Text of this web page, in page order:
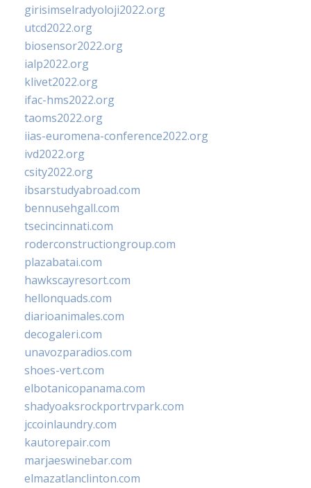
girisimselradyoloji2022.org
utcd2022.org
biosensor2022.org
ialp2022.org
klivet2022.org
ifac-hms2022.org
taoms2022.org
iias-euromena-conference2022.org
ivd2022.org
csity2022.org
ibsarstudyabroad.com
bennusehgall.com
tsecincinnati.com
roderconstructiongroup.com
plazabatai.com
hawkscayresort.com
hellonquads.com
diarioanimales.com
decogaleri.com
unavozparadios.com
shoes-vert.com
elbotanicopanama.com
shadyoaksrockportrvpark.com
jccoinlaundry.com
kautorepair.com
marjaeswinebar.com
elmazatlanclinton.com